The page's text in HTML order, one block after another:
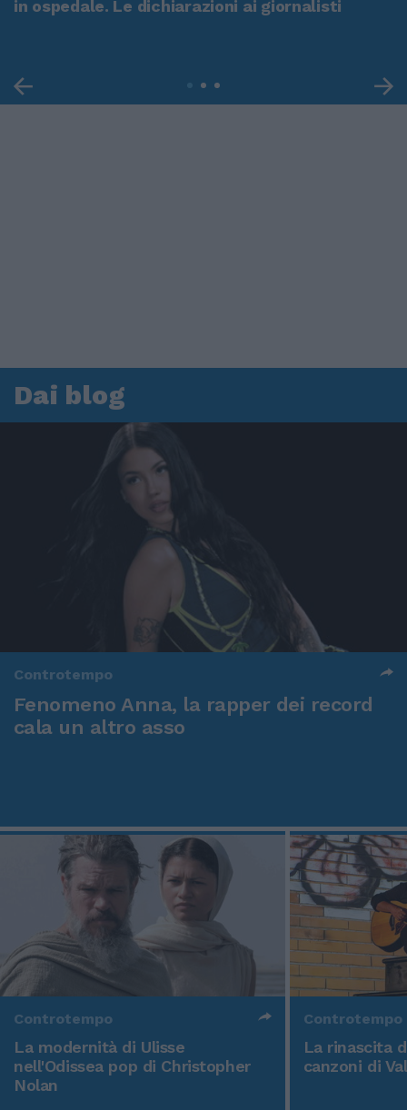
in ospedale. Le dichiarazioni ai giornalisti
Dai blog
Controtempo
Fenomeno Anna, la rapper dei record
cala un altro asso
Controtempo
La modernità di Ulisse
nell'Odissea pop di Christopher
Nolan
Controtempo
La rinascita
canzoni di